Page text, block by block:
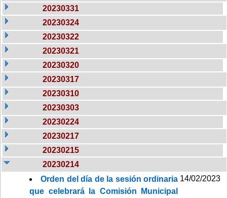
20230331
20230324
20230322
20230321
20230320
20230317
20230310
20230303
20230224
20230217
20230215
20230214
Orden del día de la sesión ordinaria
que celebrará la Comisión Municipal
14/02/2023